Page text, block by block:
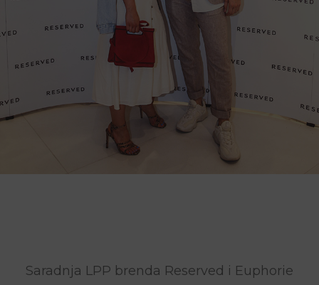
Saradnja LPP brenda Reserved i Euphorie